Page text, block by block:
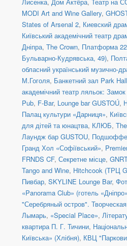
MODI Art and Wine Gallery,
States of Arsenal 2, Киевский
Київський академічний театр
Дніпра, The Crown, Платформа 22
Бульварно-Кудрявська, 49),
обласний український музично-
М.Гоголя, Банкетний зал Park
академічний театр ляльок: Замок
Pub, F-Bar, Lounge bar GUSTOÚ,
Палац культури «Дарниця»,
для дітей та юнацтва, КЛЮБ,
Лаундж бар GUSTOU, Подшоффе
Гранд Хол «Софіївський»,
FRNDS CF, Секретне місце,
Tango and Wine, Hitchcook (ТРЦ
Пивбар, SKYLINE Lounge Bar,
«Panorama Club» (готель
"Серебряный остров".
Лымарь, «Special Place»,
квартира П. Г. Тичини,
Київська» (Хлібня), КВЦ